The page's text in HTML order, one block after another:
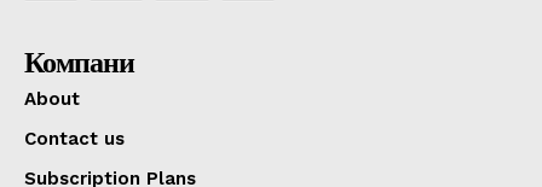
Компани
About
Contact us
Subscription Plans